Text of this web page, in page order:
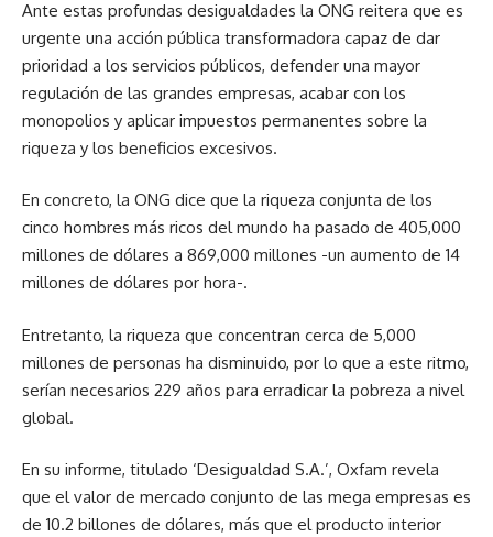
Ante estas profundas desigualdades la ONG reitera que es
urgente una acción pública transformadora capaz de dar
prioridad a los servicios públicos, defender una mayor
regulación de las grandes empresas, acabar con los
monopolios y aplicar impuestos permanentes sobre la
riqueza y los beneficios excesivos.
En concreto, la ONG dice que la riqueza conjunta de los
cinco hombres más ricos del mundo ha pasado de 405,000
millones de dólares a 869,000 millones -un aumento de 14
millones de dólares por hora-.
Entretanto, la riqueza que concentran cerca de 5,000
millones de personas ha disminuido, por lo que a este ritmo,
serían necesarios 229 años para erradicar la pobreza a nivel
global.
En su informe, titulado ‘Desigualdad S.A.’, Oxfam revela
que el valor de mercado conjunto de las mega empresas es
de 10.2 billones de dólares, más que el producto interior